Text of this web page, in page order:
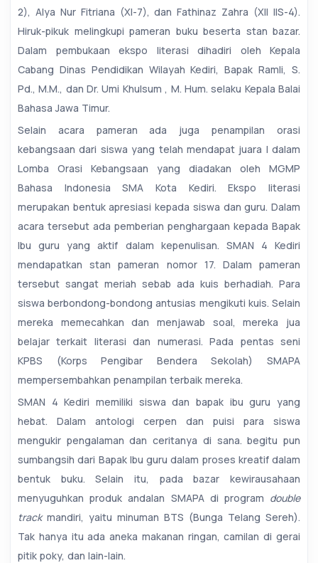
2), Alya Nur Fitriana (XI-7), dan Fathinaz Zahra (XII IIS-4).
Hiruk-pikuk melingkupi pameran buku beserta stan bazar.
Dalam pembukaan ekspo literasi dihadiri oleh Kepala
Cabang Dinas Pendidikan Wilayah Kediri, Bapak Ramli, S.
Pd., M.M., dan Dr. Umi Khulsum , M. Hum. selaku Kepala Balai
Bahasa Jawa Timur.
Selain acara pameran ada juga penampilan orasi
kebangsaan dari siswa yang telah mendapat juara I dalam
Lomba Orasi Kebangsaan yang diadakan oleh MGMP
Bahasa Indonesia SMA Kota Kediri. Ekspo literasi
merupakan bentuk apresiasi kepada siswa dan guru. Dalam
acara tersebut ada pemberian penghargaan kepada Bapak
Ibu guru yang aktif dalam kepenulisan. SMAN 4 Kediri
mendapatkan stan pameran nomor 17. Dalam pameran
tersebut sangat meriah sebab ada kuis berhadiah. Para
siswa berbondong-bondong antusias mengikuti kuis. Selain
mereka memecahkan dan menjawab soal, mereka jua
belajar terkait literasi dan numerasi. Pada pentas seni
KPBS (Korps Pengibar Bendera Sekolah) SMAPA
mempersembahkan penampilan terbaik mereka.
SMAN 4 Kediri memiliki siswa dan bapak ibu guru yang
hebat. Dalam antologi cerpen dan puisi para siswa
mengukir pengalaman dan ceritanya di sana. begitu pun
sumbangsih dari Bapak Ibu guru dalam proses kreatif dalam
bentuk buku. Selain itu, pada bazar kewirausahaan
menyuguhkan produk andalan SMAPA di program double
track mandiri, yaitu minuman BTS (Bunga Telang Sereh).
Tak hanya itu ada aneka makanan ringan, camilan di gerai
pitik poky, dan lain-lain.